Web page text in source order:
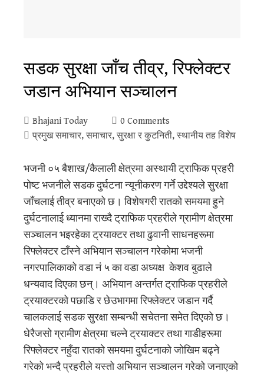
सडक सुरक्षा जाँच तीव्र, रिफ्लेक्टर
जडान अभियान सञ्चालन
Bhajani Today
0 Comments
प्रमुख समाचार, समाचार, सुरक्षा र कुटनिती, स्थानीय तह विशेष
भजनी ०५ बैशाख/कैलाली क्षेत्रमा अस्थायी ट्राफिक प्रहरी
पोष्ट भजनीले सडक दुर्घटना न्यूनीकरण गर्ने उद्देश्यले सुरक्षा
जाँचलाई तीव्र बनाएको छ। विशेषगरी रातको समयमा हुने
दुर्घटनालाई ध्यानमा राख्दै ट्राफिक प्रहरीले ग्रामीण क्षेत्रमा
सञ्चालन भइरहेका ट्रयाक्टर तथा ढुवानी साधनहरूमा
रिफ्लेक्टर टाँस्ने अभियान सञ्चालन गरेकोमा भजनी
नगरपालिकाको वडा नं ५ का वडा अध्यक्ष केशव बुढाले
धन्यवाद दिएका छन्। अभियान अन्तर्गत ट्राफिक प्रहरीले
ट्रयाक्टरको पछाडि र छेउभागमा रिफ्लेक्टर जडान गर्दै
चालकलाई सडक सुरक्षा सम्बन्धी सचेतना समेत दिएको छ।
धेरैजसो ग्रामीण क्षेत्रमा चल्ने ट्रयाक्टर तथा गाडीहरूमा
रिफ्लेक्टर नहुँदा रातको समयमा दुर्घटनाको जोखिम बढ्ने
गरेको भन्दै प्रहरीले यस्तो अभियान सञ्चालन गरेको जनाएको